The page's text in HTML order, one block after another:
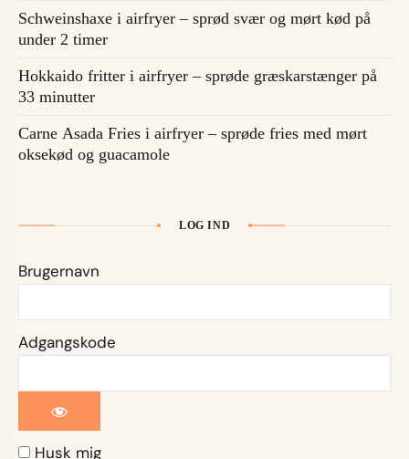
Schweinshaxe i airfryer – sprød svær og mørt kød på
under 2 timer
Hokkaido fritter i airfryer – sprøde græskarstænger på
33 minutter
Carne Asada Fries i airfryer – sprøde fries med mørt
oksekød og guacamole
LOG IND
Brugernavn
Adgangskode
Husk mig